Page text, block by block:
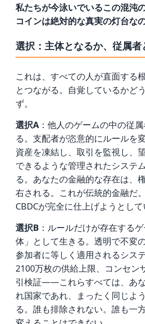
私たちが今泳いでいるこの混沌
コインは絶対的な真実の灯台なの
選択：主体となるか、従属者
これは、すべての人が直面する
とつながる。自覚しているかど
ず。
選択A：他人のゲームの中の従
る。支配者が恣意的にルールを
資産を凍結し、取引を監視し、
できるような管理されたシステ
る。あなたの金融的な存在は、
右される。これが伝統的金融だ。
CBDCが完全に仕上げようとして
選択B ：ルールだけが存在する
体」として生きる。透明で不変
参加者に等しく適用されるシス
2100万枚の供給上限、コンセン
引検証——これらすべては、あ
れ国家であれ、まったく同じよ
る。誰も排除されない。誰も一